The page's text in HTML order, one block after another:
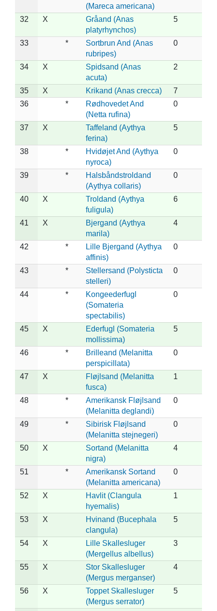
(Mareca americana)
32 X
Gråand (Anas
platyrhynchos)
5
33 *
Sortbrun And (Anas
rubripes)
0
34 X
Spidsand (Anas
acuta)
2
35 X Krikand (Anas crecca)
7
36
*
Rødhovedet And
(Netta rufina)
0
37 X
Taffeland (Aythya
ferina)
5
38 *
Hvidøjet And (Aythya
nyroca)
0
39 *
Halsbåndstroldand
(Aythya collaris)
0
40 X
Troldand (Aythya
fuligula)
6
41 X
Bjergand (Aythya
marila)
4
42 *
Lille Bjergand (Aythya
affinis)
0
43 *
Stellersand (Polysticta
stelleri)
0
44 *
Kongeederfugl
(Somateria
spectabilis)
0
45 X
Ederfugl (Somateria
mollissima)
5
46 *
Brilleand (Melanitta
perspicillata)
0
47 X
Fløjlsand (Melanitta
fusca)
1
48 *
Amerikansk Fløjlsand
(Melanitta deglandi)
0
49 *
Sibirisk Fløjlsand
(Melanitta stejnegeri)
0
50 X
Sortand (Melanitta
nigra)
4
51 *
Amerikansk Sortand
(Melanitta americana)
0
52 X
Havlit (Clangula
hyemalis)
1
53 X
Hvinand (Bucephala
clangula)
5
54 X
Lille Skallesluger
(Mergellus albellus)
3
55 X
Stor Skallesluger
(Mergus merganser)
4
56 X
Toppet Skallesluger
(Mergus serrator)
5